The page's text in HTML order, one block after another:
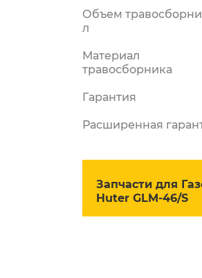
Объем
л
Материал
травосборника
Гарантия
Расширенная
Запчасти для
Huter GLM-46/S